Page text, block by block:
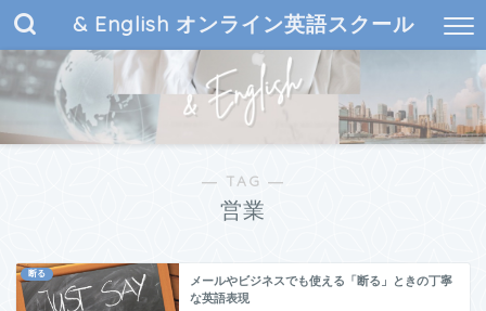
& English オンライン英語スクール
― TAG ―
営業
断る
メールやビジネスでも使える「断る」ときの丁寧
な英語表現